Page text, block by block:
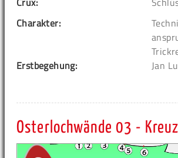
Charakter:
Erstbegehung:
Jan
Osterlochwände 03 -